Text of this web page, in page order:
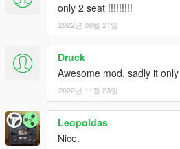
only 2 seat !!!!!!!!!
2022년 08월 21일
Druck
Awesome mod, sadly it
2022년 11월 23일
Leopoldas
Nice.